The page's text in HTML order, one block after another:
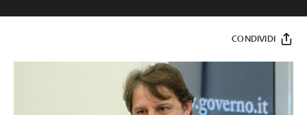
CONDIVIDI